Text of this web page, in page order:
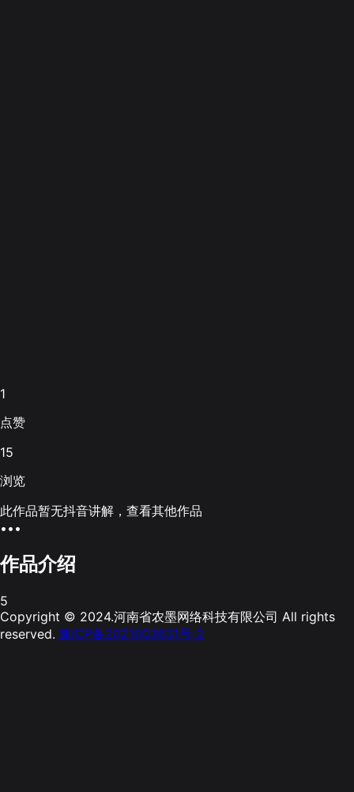
1
点赞
15
浏览
此作品暂无抖音讲解，查看其他作品
•••
作品介绍
5
Copyright © 2024.河南省农墨网络科技有限公司 All rights
reserved. 豫ICP备2021003631号-2